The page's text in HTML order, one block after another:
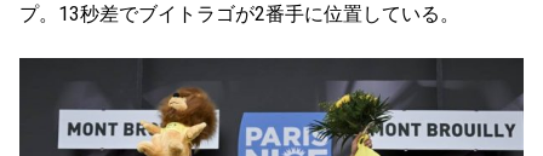
プ。13秒差でブイトラゴが2番手に位置している。